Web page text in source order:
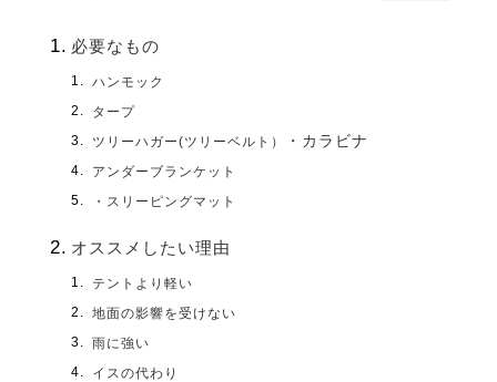
必要なもの
ハンモック
タープ
ツリーハガー(ツリーベルト）
・カラビナ
アンダーブランケット
・スリーピングマット
オススメしたい理由
テントより軽い
地面の影響を受けない
雨に強い
イスの代わり